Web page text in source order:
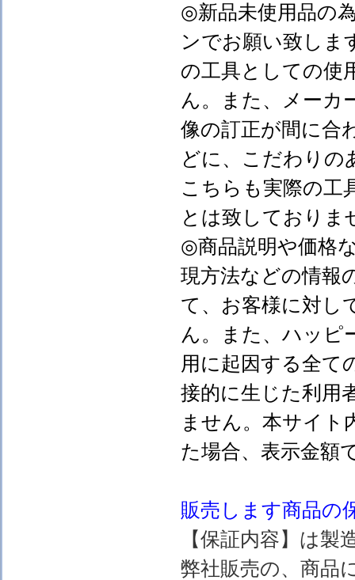
◎新品未使用品の
ンでお願い致しま
の工具としての使
ん。また、メーカ
像の訂正が間に合
どに、こだわりの
こちらも実際の工
とは致しておりま
◎商品説明や価格
現方法などの情報
て、お客様に対し
ん。また、ハッピ
用に起因する全て
接的に生じた利用
ません。本サイト
た場合、表示金
販売します商品の
【保証内容】は
弊社販売の、商品